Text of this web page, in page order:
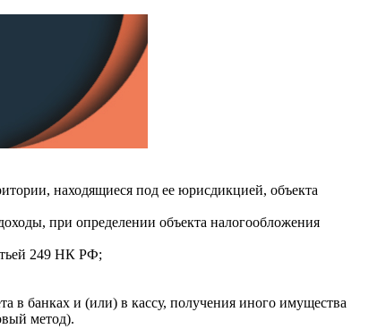
находящиеся под ее юрисдикцией, объекта
при определении объекта налогообложения
249 НК РФ;
в банках и (или) в кассу, получения иного имущества
метод).